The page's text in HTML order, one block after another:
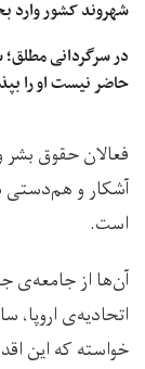
شهروند کشور وارد
در سرگردانی
حاضر نیست او را
فعالان حقوق بشر
آشکار و هم‌دستی
است.
آن‌ها از جامعه‌ی
اتحادیه‌ی
خواسته که این